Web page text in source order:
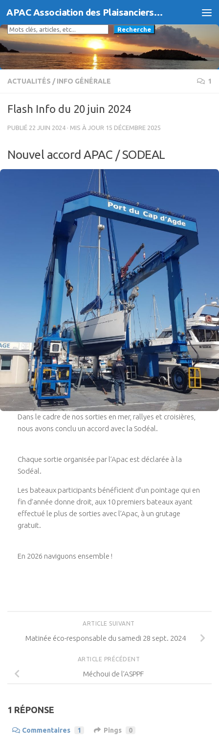
Skip to content APAC Association des Plaisanciers d'Agde et du Cap
Rechercher
Recherche
ACTUALITÉS / INFO GÉNÉRALE 1
Flash Info du 20 juin 2024
PUBLIÉ 22 JUIN 2024 · MIS À JOUR 15 DÉCEMBRE 2025
Nouvel accord APAC / SODEAL
Dans le cadre de nos sorties en mer, rallyes et croisières,
nous avons conclu un accord avec la Sodéal.
Chaque sortie organisée par l’Apac est déclarée à la
Sodéal.
Les bateaux participants bénéficient d’un pointage qui en
fin d’année donne droit, aux 10 premiers bateaux ayant
effectué le plus de sorties avec l’Apac, à un grutage
gratuit.
En 2026 naviguons ensemble !
ARTICLE SUIVANT
Matinée éco-responsable du samedi 28 sept. 2024
ARTICLE PRÉCÉDENT
Méchoui de l’ASPPF
1 RÉPONSE
Commentaires 1 Pings 0